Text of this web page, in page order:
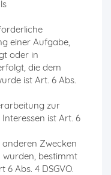
einer Aufgabe,
oder in
die dem
ist Art. 6 Abs.
zur
ist Art. 6
Zwecken
wurden, bestimmt
Abs. 4 DSGVO.